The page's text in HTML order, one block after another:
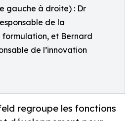
gauche à droite) : Dr
de la
et Bernard
de l’innovation
regroupe les fonctions